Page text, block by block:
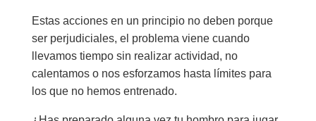
Estas acciones en un principio no deben porque
ser perjudiciales, el problema viene cuando
llevamos tiempo sin realizar actividad, no
calentamos o nos esforzamos hasta límites para
los que no hemos entrenado.